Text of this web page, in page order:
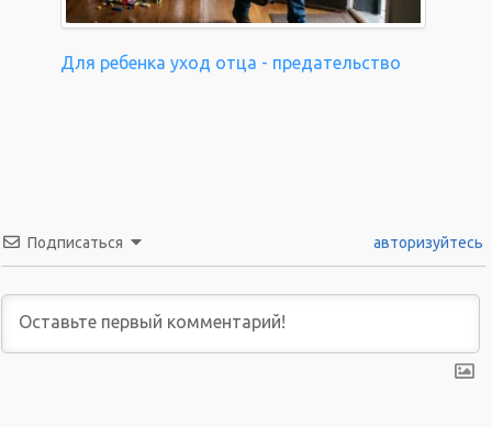
Для ребенка уход отца - предательство
Подписаться авторизуйтесь